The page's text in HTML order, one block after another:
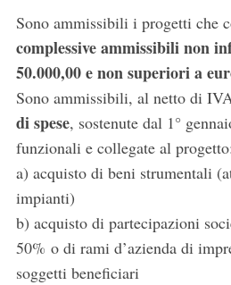
Sono ammissibili i progetti che
complessive ammissibili non
50.000,00 e non superiori a
Sono ammissibili, al netto di
di spese, sostenute dal 1°
funzionali e collegate al
a) acquisto di beni strumentali
impianti)
b) acquisto di partecipazioni
50% o di rami d’azienda di
soggetti beneficiari